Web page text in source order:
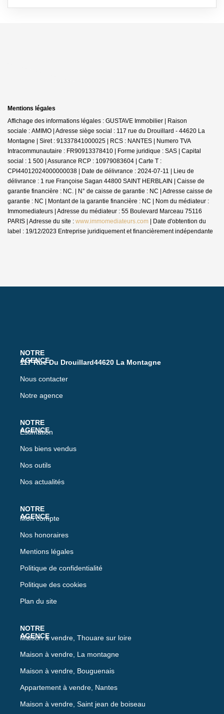
Mentions légales
Affichage des informations légales : GUSTAVE Immobilier | Raison
sociale : AMIMO | Adresse siège social : 117 rue du Drouillard - 44620 La
Montagne | Siret : 91337841000025 | RCS : NANTES | Numero TVA
Intracommunautaire : FR90913378410 | Forme juridique : SAS | Capital
social : 1 500 | Assurance RCP : 10979083604 | Carte T :
CPI44012024000000038 | Date de délivrance : 2024-07-11 | Lieu de
délivrance : 1 rue Françoise Sagan 44800 SAINT HERBLAIN | Caisse de
garantie financière : NC. | N° de caisse de garantie : NC | Adresse caisse de
garantie : NC | Montant de la garantie financière : NC | Nom du médiateur :
Immomediateurs | Adresse du médiateur : 55 Boulevard Marceau 75116
PARIS | Adresse du site : www.immomediateurs.com | Date d'obtention du
label : 19/12/2023 Entreprise juridiquement et financièrement indépendante
117 Rue Du Drouillard44620 La Montagne
Nous contacter
Notre agence
Estimation
Nos biens vendus
Nos outils
Nos actualités
Mon compte
Nos honoraires
Mentions légales
Politique de confidentialité
Politique des cookies
Plan du site
Maison à vendre, Thouare sur loire
Maison à vendre, La montagne
Maison à vendre, Bouguenais
Appartement à vendre, Nantes
Maison à vendre, Saint jean de boiseau